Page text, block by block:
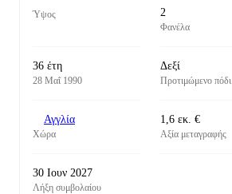
Ύψος 2
Φανέλα
36 έτη
28 Μαΐ 1990
Δεξί
Προτιμώμενο πόδι
Αγγλία
Χώρα
1,6 εκ. €
Αξία μεταγραφής
30 Ιουν 2027
Λήξη συμβολαίου